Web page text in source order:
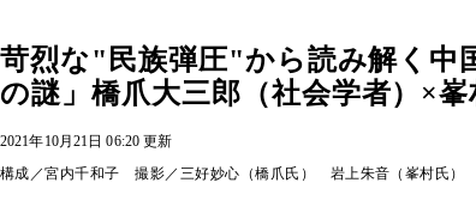
苛烈な"民族弾圧"から読み解く中
の謎」橋爪大三郎（社会学者）×峯
2021年10月21日 06:20 更新
構成／宮内千和子 撮影／三好妙心（橋爪氏） 岩上朱音（峯村氏）